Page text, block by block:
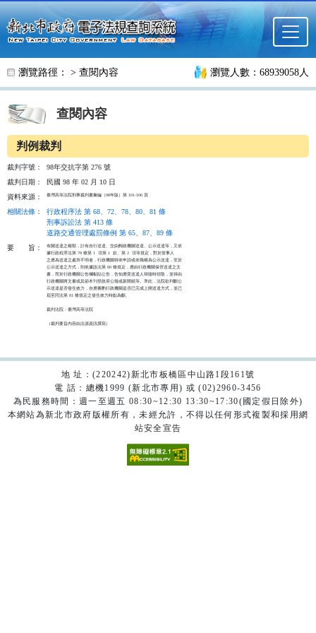
跳至主要內容
瀏覽路徑： > 查閱內容 瀏覽人數：68939058人
查閱內容
判例裁判
裁判字號：
98年交抗字第 276 號
裁判日期：
民國 98 年 02 月 10 日
資料來源：
臺灣高等法院刑事裁判書彙編（98年版）第 101-106 頁
相關法條 ：
行政程序法 第 68、72、78、80、81 條
刑事訴訟法 第 413 條
道路交通管理處罰條例 第 65、87、89 條
要
旨：
有關送達之種類，計有自行送達、交由郵政機關送達、公示送達等，又依
據行政程序法第 78 條第 1  項第 1  款、第 2  項等規定，對於當事人
之應為送達之處所不明者，行政機關得依申請或依職權為公示送達，至於
公示送達之方式，則依據該法第 80 條規定，應由行政機關保管送達之文
書，而於行政機關公告欄黏貼公告，告知應受送達人得隨時領取，並得由
行政機關將文書或其節本刊登政府公報或新聞紙等。準此，法院欲判斷公
示送達是否發生效力，自應審酌行政機關是否已完成上開送達方式，並已
屆至同法第 81 條規定之發生效力時點為斷。
裁判法院：臺灣高等法院
（裁判要旨內容由法源資訊撰寫）
地 址：(220242)新北市板橋區中山路1段161號
電 話：總機1999 (新北市專用) 或 (02)2960-3456
為民服務時間：週一至週五 08:30~12:30 13:30~17:30(國定假日除外)
本網站為新北市政府版權所有，未經允許，不得以任何形式複製和採用網
站安全宣告